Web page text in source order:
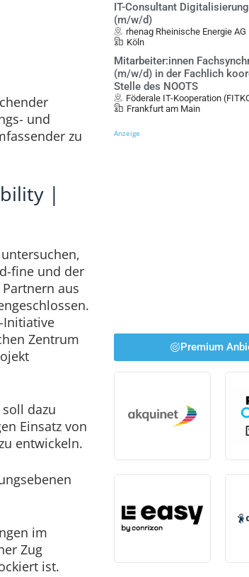
und
zu
|
fine und der
aus
Initiative
Zentrum
dazu
Einsatz von
entwickeln.
im
Zug
ist.
IT-Consultant
(m/w/d)
rhenag Rheinische Energie AG
Köln
Mitarbeiter:innen
(m/w/d) in der Fachlich
Stelle des NOOTS
Föderale IT-Kooperation
Frankfurt am Main
Anzeige
Premium